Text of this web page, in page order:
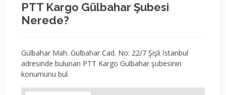
PTT Kargo Gülbahar Şubesi
Nerede?
Gülbahar Mah. Gülbahar Cad. No: 22/7 Şişli İstanbul
adresinde bulunan PTT Kargo Gülbahar şubesinin
konumunu bul.